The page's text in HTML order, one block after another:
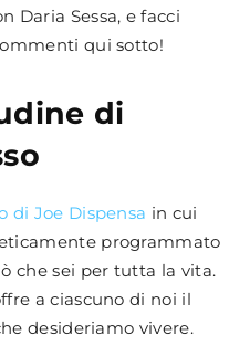
Daria Sessa, e facci
qui sotto!
di
di Joe Dispensa in cui
programmato
che sei per tutta la vita.
a ciascuno di noi il
desideriamo vivere.